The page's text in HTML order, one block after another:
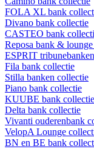
FOLA XL bank
Divano bank collectie
CASTEO bank
Reposa bank &
ESPRIT
Fila bank collectie
Stilla banken collectie
Piano bank collectie
KUUBE bank collectie
Delta bank collectie
Vivanti ouderenbank
VelopA Lounge
BN en BE bank